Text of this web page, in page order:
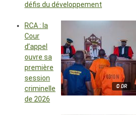
défis du développement
© DR
RCA : la
Cour
d’appel
ouvre sa
première
session
criminelle
de 2026